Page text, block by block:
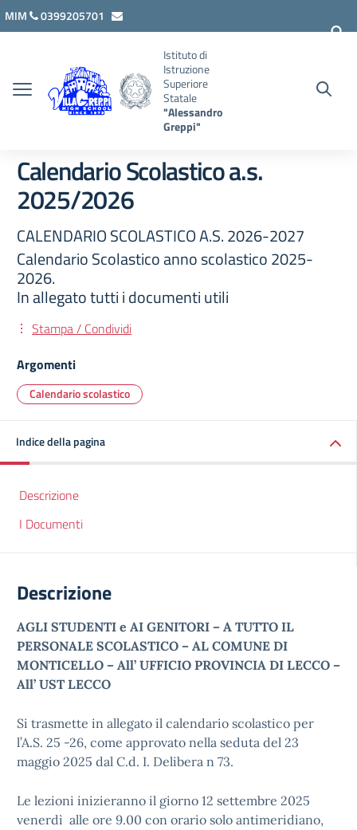
Vai ai contenuti
Vai al menu di navigazione
Vai al footer
MIM
0399205701
Istituto di
Istruzione
Superiore
Statale
"Alessandro
Greppi"
Calendario Scolastico a.s.
2025/2026
CALENDARIO SCOLASTICO A.S. 2026-2027
Calendario Scolastico anno scolastico 2025-
2026.
In allegato tutti i documenti utili
Stampa / Condividi
Argomenti
Calendario scolastico
Indice della pagina
Descrizione
I Documenti
Descrizione
AGLI STUDENTI e AI GENITORI – A TUTTO IL
PERSONALE SCOLASTICO – AL COMUNE DI
MONTICELLO – All’ UFFICIO PROVINCIA DI LECCO –
All’ UST LECCO
Si trasmette in allegato il calendario scolastico per
l’A.S. 25 -26, come approvato nella seduta del 23
maggio 2025 dal C.d. I. Delibera n 73.
Le lezioni inizieranno il giorno 12 settembre 2025
venerdì alle ore 9.00 con orario solo antimeridiano,